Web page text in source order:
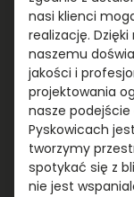
nasi klienci
realizację.
naszemu
jakości i
projektowania
nasze
Pyskowicach
tworzymy
spotykać się z
nie jest